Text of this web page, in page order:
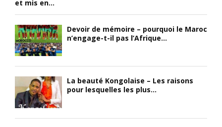
et mis en...
Devoir de mémoire – pourquoi le Maroc
n’engage-t-il pas l’Afrique...
La beauté Kongolaise – Les raisons
pour lesquelles les plus...